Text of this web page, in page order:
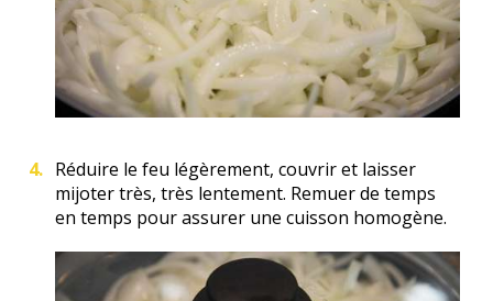
Réduire le feu légèrement, couvrir et laisser
mijoter très, très lentement. Remuer de temps
en temps pour assurer une cuisson homogène.